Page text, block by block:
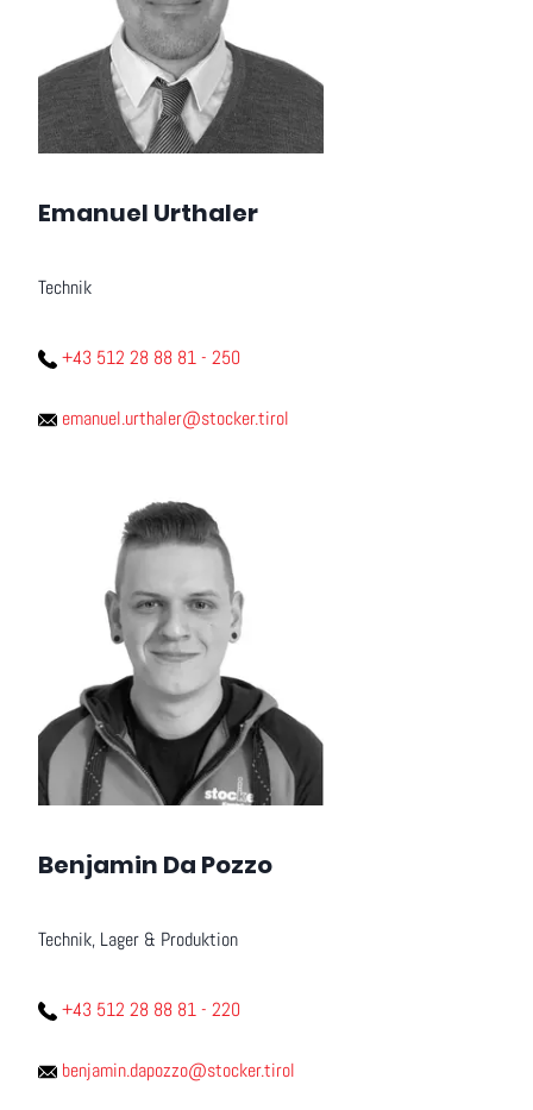
Emanuel Urthaler
Technik
+43 512 28 88 81 - 250
emanuel.urthaler@stocker.tirol
Benjamin Da Pozzo
Technik, Lager & Produktion
+43 512 28 88 81 - 220
benjamin.dapozzo@stocker.tirol